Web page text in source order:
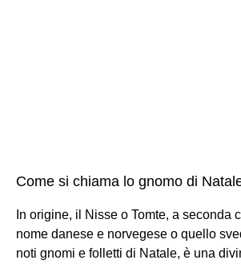
Come si chiama lo gnomo di
In origine, il Nisse o Tomte, a seconda
nome danese e norvegese o quello
noti gnomi e folletti di Natale, è una